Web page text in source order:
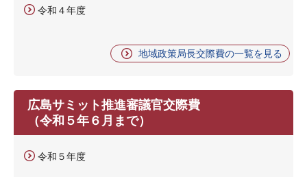
令和４年度
地域政策局長交際費の一覧を見る
広島サミット推進審議官交際費
（令和５年６月まで）
令和５年度